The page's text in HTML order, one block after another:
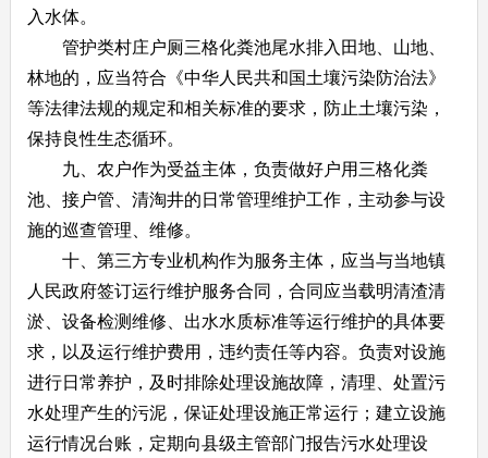
入水体。
管护类村庄户厕三格化粪池尾水排入田地、山地、
林地的，应当符合《中华人民共和国土壤污染防治法》
等法律法规的规定和相关标准的要求，防止土壤污染，
保持良性生态循环。
九、农户作为受益主体，负责做好户用三格化粪
池、接户管、清淘井的日常管理维护工作，主动参与设
施的巡查管理、维修。
十、第三方专业机构作为服务主体，应当与当地镇
人民政府签订运行维护服务合同，合同应当载明清渣清
淤、设备检测维修、出水水质标准等运行维护的具体要
求，以及运行维护费用，违约责任等内容。负责对设施
进行日常养护，及时排除处理设施故障，清理、处置污
水处理产生的污泥，保证处理设施正常运行；建立设施
运行情况台账，定期向县级主管部门报告污水处理设